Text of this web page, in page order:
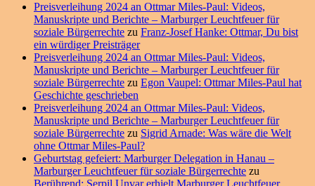
Preisverleihung 2024 an Ottmar Miles-Paul: Videos,
Manuskripte und Berichte – Marburger Leuchtfeuer für
soziale Bürgerrechte zu Franz-Josef Hanke: Ottmar, Du bist
ein würdiger Preisträger
Preisverleihung 2024 an Ottmar Miles-Paul: Videos,
Manuskripte und Berichte – Marburger Leuchtfeuer für
soziale Bürgerrechte zu Egon Vaupel: Ottmar Miles-Paul hat
Geschichte geschrieben
Preisverleihung 2024 an Ottmar Miles-Paul: Videos,
Manuskripte und Berichte – Marburger Leuchtfeuer für
soziale Bürgerrechte zu Sigrid Arnade: Was wäre die Welt
ohne Ottmar Miles-Paul?
Geburtstag gefeiert: Marburger Delegation in Hanau –
Marburger Leuchtfeuer für soziale Bürgerrechte zu